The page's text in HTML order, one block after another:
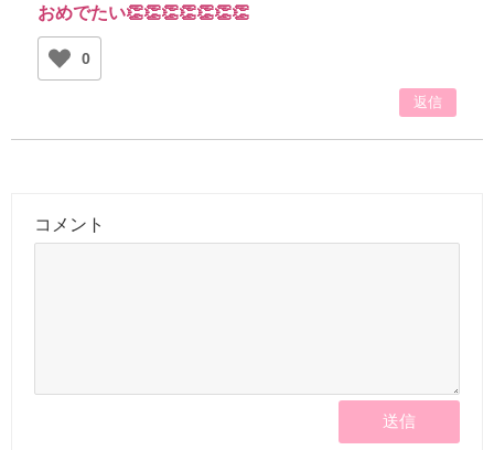
おめでたい👏👏👏👏👏👏👏
0
返信
コメント